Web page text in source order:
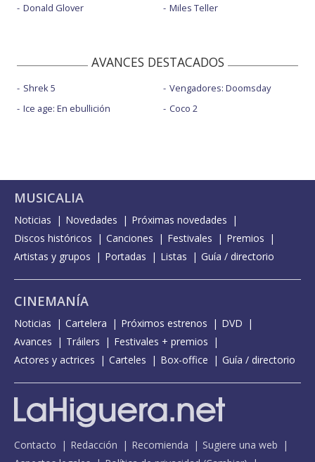
Donald Glover
Miles Teller
AVANCES DESTACADOS
Shrek 5
Ice age: En ebullición
Vengadores: Doomsday
Coco 2
MUSICALIA
Noticias Novedades
Próximas novedades
Discos históricos
Canciones Festivales
Premios
Artistas y grupos
Portadas Listas Guía / directorio
CINEMANÍA
Noticias Cartelera Próximos estrenos
DVD
Avances
Tráilers
Festivales + premios
Actores y actrices
Carteles Box-office Guía / directorio
Contacto Redacción Recomienda
Sugiere una web